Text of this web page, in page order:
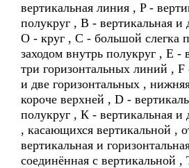
вертикальная линия , P -
полукруг , B - вертикальная и
O - круг , С - большой слегка
заходом внутрь полукруг , Е -
три горизонтальных линий , F
и две горизонтальных ,
короче верхней , D -
полукруг , К - вертикальная и
, касающихся вертикальной ,
вертикальная и
соединённая с вертикальной ,